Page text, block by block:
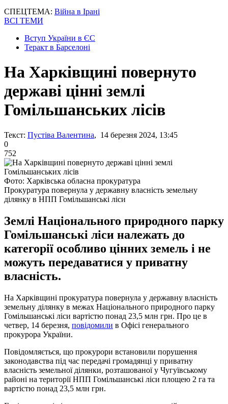
СПЕЦТЕМА: Війна в Ірані
ВСІ ТЕМИ
Вступ України в ЄС
Теракт в Барселоні
На Харківщині повернуто
державі цінні землі
Гомільшанських лісів
Текст: Пустіва Валентина, 14 березня 2024, 13:45
0
752
Фото: Харківська обласна прокуратура
Прокуратура повернула у державну власність земельну
ділянку в НПП Гомільшанські ліси
Землі Національного природного парку
Гомільшанські ліси належать до
категорії особливо цінних земель і не
можуть передаватися у приватну
власність.
На Харківщині прокуратура повернула у державну власність
земельну ділянку в межах Національного природного парку
Гомільшанські ліси вартістю понад 23,5 млн грн. Про це в
четвер, 14 березня, повідомили в Офісі генерального
прокурора України.
Повідомляється, що прокурори встановили порушення
законодавства під час передачі громадянці у приватну
власність земельної ділянки, розташованої у Чугуївському
районі на території НПП Гомільшанські ліси площею 2 га та
вартістю понад 23,5 млн грн.